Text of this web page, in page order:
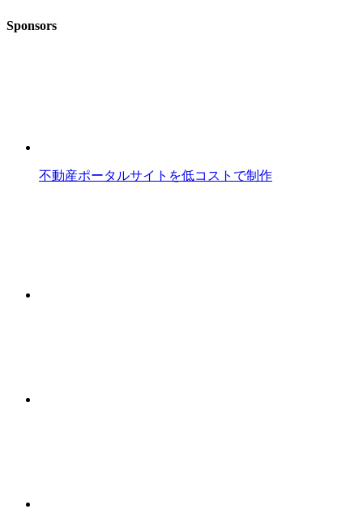
Sponsors
不動産ポータルサイトを低コストで制作